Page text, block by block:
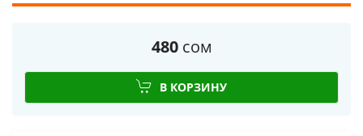
480 сом
В КОРЗИНУ